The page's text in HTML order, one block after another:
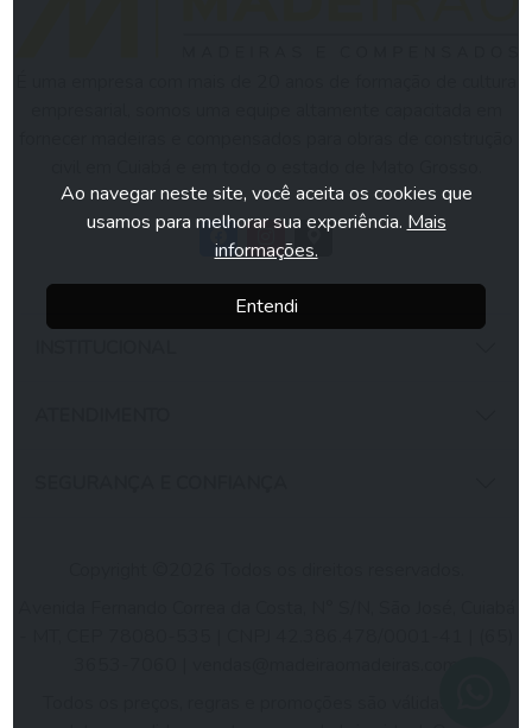
Ao navegar neste site, você aceita os cookies que
usamos para melhorar sua experiência. Mais
informações.
Entendi